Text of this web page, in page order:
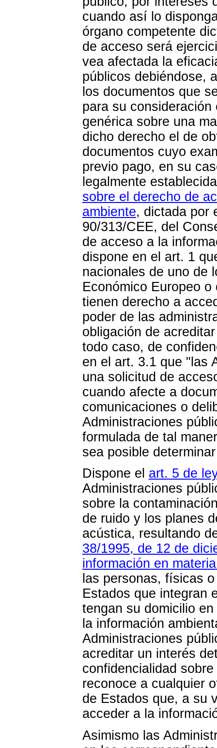
cuando así lo
órgano competente
de acceso será
vea afectada la
públicos debiéndose,
los documentos que
para su
genérica sobre una
dicho derecho el de
documentos cuyo
previo pago, en su
legalmente
sobre el derecho de
ambiente, dictada por
90/313/CEE, del
de acceso a la
dispone en el art. 1
nacionales de uno de
Económico Europeo
tienen derecho a
poder de las
obligación de
todo caso, de
en el art. 3.1 que "las
una solicitud de
cuando afecte a
comunicaciones o
Administraciones
formulada de tal
sea posible
Dispone el art. 5 de
Administraciones
sobre la
de ruido y los planes
acústica, resultando
38/1995, de 12 de
información en
las personas, físicas
Estados que integran
tengan su domicilio
la información
Administraciones
acreditar un interés
confidencialidad
reconoce a cualquier
de Estados que, a su
acceder a la
Asimismo las